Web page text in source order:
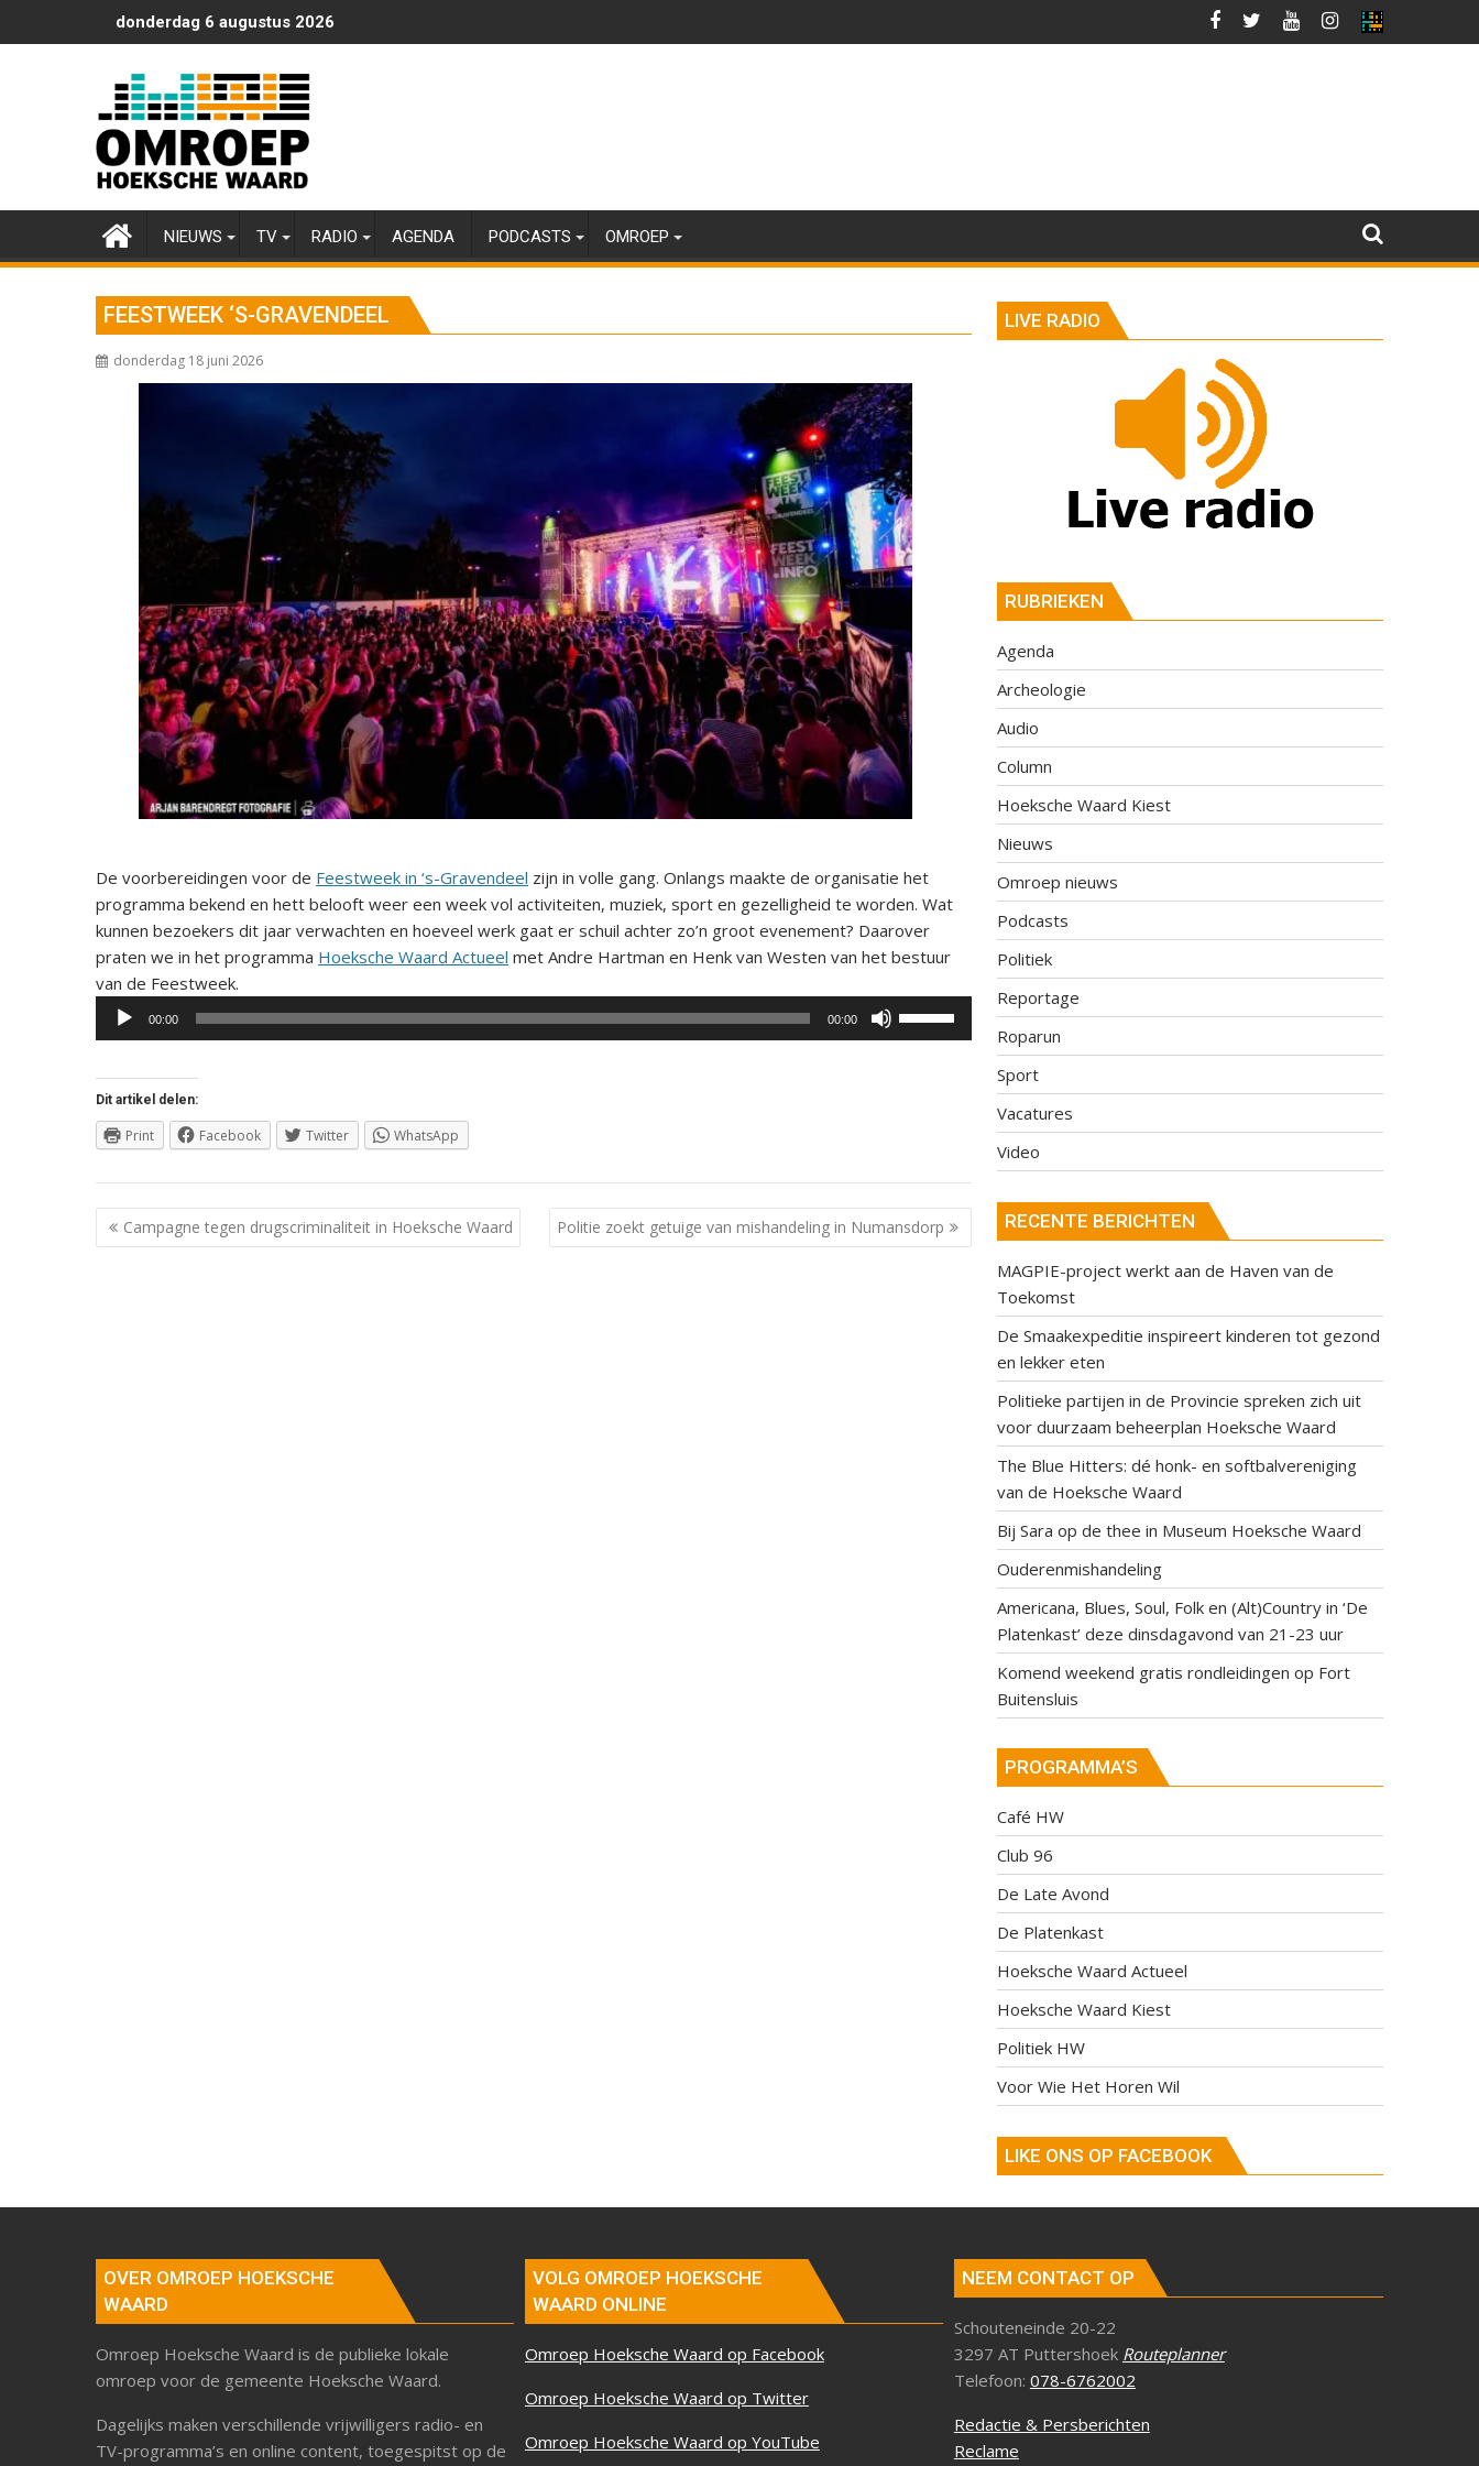
naar
donderdag 6 augustus 2026
NIEUWS TV RADIO AGENDA PODCASTS OMROEP
FEESTWEEK ‘S-GRAVENDEEL
donderdag 18 juni 2026
De voorbereidingen voor de Feestweek in ‘s-Gravendeel zijn in volle gang. Onlangs maakte de organisatie het
programma bekend en hett belooft weer een week vol activiteiten, muziek, sport en gezelligheid te worden. Wat
kunnen bezoekers dit jaar verwachten en hoeveel werk gaat er schuil achter zo’n groot evenement? Daarover
praten we in het programma Hoeksche Waard Actueel met Andre Hartman en Henk van Westen van het bestuur
van de Feestweek.
00:00 00:00
Omhoog/Omlaag
te
Dit artikel delen:
Print Facebook Twitter WhatsApp
Berichtnavigatie
Campagne tegen drugscriminaliteit in Hoeksche Waard Politie zoekt getuige van mishandeling in Numansdorp
LIVE RADIO
RUBRIEKEN
Agenda
Archeologie
Audio
Column
Hoeksche Waard Kiest
Nieuws
Omroep nieuws
Podcasts
Politiek
Reportage
Roparun
Sport
Vacatures
Video
RECENTE BERICHTEN
MAGPIE-project werkt aan de Haven van de
Toekomst
De Smaakexpeditie inspireert kinderen tot gezond
en lekker eten
Politieke partijen in de Provincie spreken zich uit
voor duurzaam beheerplan Hoeksche Waard
The Blue Hitters: dé honk- en softbalvereniging
van de Hoeksche Waard
Bij Sara op de thee in Museum Hoeksche Waard
Ouderenmishandeling
Americana, Blues, Soul, Folk en (Alt)Country in ‘De
Platenkast’ deze dinsdagavond van 21-23 uur
Komend weekend gratis rondleidingen op Fort
Buitensluis
PROGRAMMA’S
Café HW
Club 96
De Late Avond
De Platenkast
Hoeksche Waard Actueel
Hoeksche Waard Kiest
Politiek HW
Voor Wie Het Horen Wil
LIKE ONS OP FACEBOOK
OVER OMROEP HOEKSCHE
WAARD
Omroep Hoeksche Waard is de publieke lokale
omroep voor de gemeente Hoeksche Waard.
Dagelijks maken verschillende vrijwilligers radio- en
TV-programma’s en online content, toegespitst op de
VOLG OMROEP HOEKSCHE
WAARD ONLINE
Omroep Hoeksche Waard op Facebook
Omroep Hoeksche Waard op Twitter
Omroep Hoeksche Waard op YouTube
NEEM CONTACT OP
Schouteneinde 20-22
3297 AT Puttershoek Routeplanner
Telefoon: 078-6762002
Redactie & Persberichten
Reclame